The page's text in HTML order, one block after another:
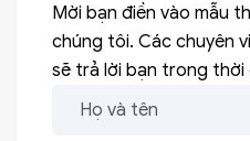
Mời bạn điền vào mẫu
chúng tôi. Các chuyên
sẽ trả lời bạn trong thời